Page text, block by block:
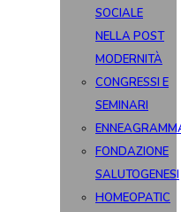
SOCIALE
NELLA POST
MODERNITÀ
CONGRESSI E
SEMINARI
FONDAZIONE
SALUTOGENESI
HOMEOPATIC